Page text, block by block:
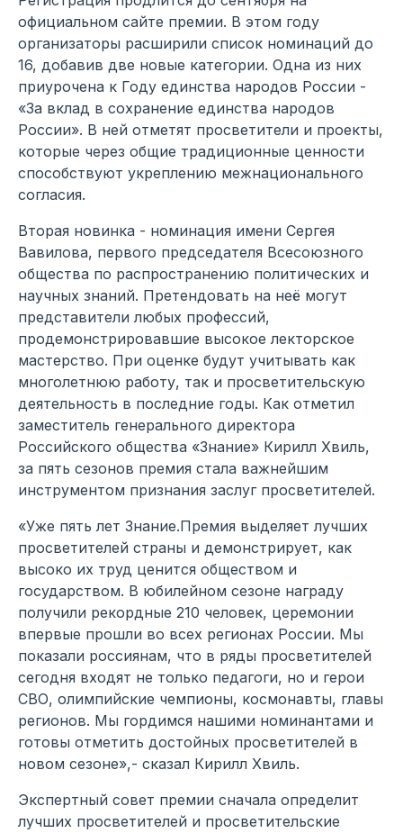
официальном сайте премии. В этом году
организаторы расширили список номинаций до
16, добавив две новые категории. Одна из них
приурочена к Году единства народов России -
«За вклад в сохранение единства народов
России». В ней отметят просветители и проекты,
которые через общие традиционные ценности
способствуют укреплению межнационального
согласия.
Вторая новинка - номинация имени Сергея
Вавилова, первого председателя Всесоюзного
общества по распространению политических и
научных знаний. Претендовать на неё могут
представители любых профессий,
продемонстрировавшие высокое лекторское
мастерство. При оценке будут учитывать как
многолетнюю работу, так и просветительскую
деятельность в последние годы. Как отметил
заместитель генерального директора
Российского общества «Знание» Кирилл Хвиль,
за пять сезонов премия стала важнейшим
инструментом признания заслуг просветителей.
«Уже пять лет Знание.Премия выделяет лучших
просветителей страны и демонстрирует, как
высоко их труд ценится обществом и
государством. В юбилейном сезоне награду
получили рекордные 210 человек, церемонии
впервые прошли во всех регионах России. Мы
показали россиянам, что в ряды просветителей
сегодня входят не только педагоги, но и герои
СВО, олимпийские чемпионы, космонавты, главы
регионов. Мы гордимся нашими номинантами и
готовы отметить достойных просветителей в
новом сезоне»,- сказал Кирилл Хвиль.
Экспертный совет премии сначала определит
лучших просветителей и просветительские